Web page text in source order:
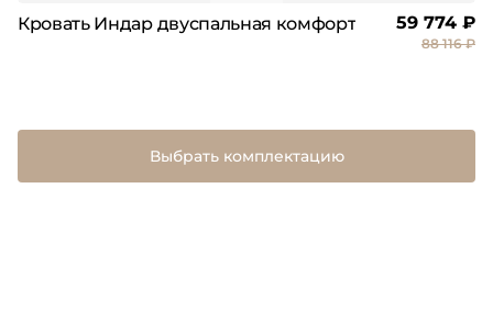
Кровать Индар двуспальная комфорт 59 774 ₽
88 116 ₽
Выбрать комплектацию